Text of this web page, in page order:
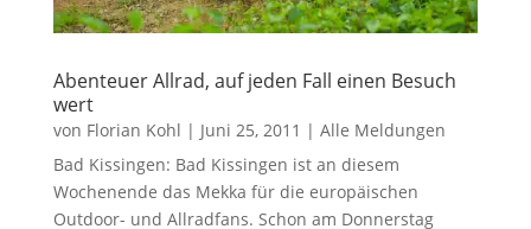
Abenteuer Allrad, auf jeden Fall einen Besuch
wert
von Florian Kohl | Juni 25, 2011 | Alle Meldungen
Bad Kissingen: Bad Kissingen ist an diesem
Wochenende das Mekka für die europäischen
Outdoor- und Allradfans. Schon am Donnerstag